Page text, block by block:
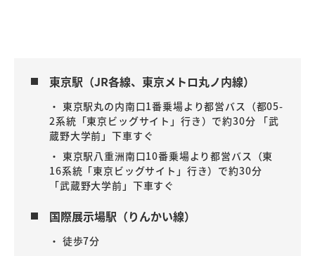
東京駅（JR各線、東京メトロ丸ノ内線）
・ 東京駅丸の内南口1番乗場より都営バス（都05-
2系統「東京ビッグサイト」行き）で約30分 「武
蔵野大学前」下車すぐ
・ 東京駅八重洲南口10番乗場より都営バス（東
16系統「東京ビッグサイト」行き）で約30分
「武蔵野大学前」下車すぐ
国際展示場駅（りんかい線）
・ 徒歩7分